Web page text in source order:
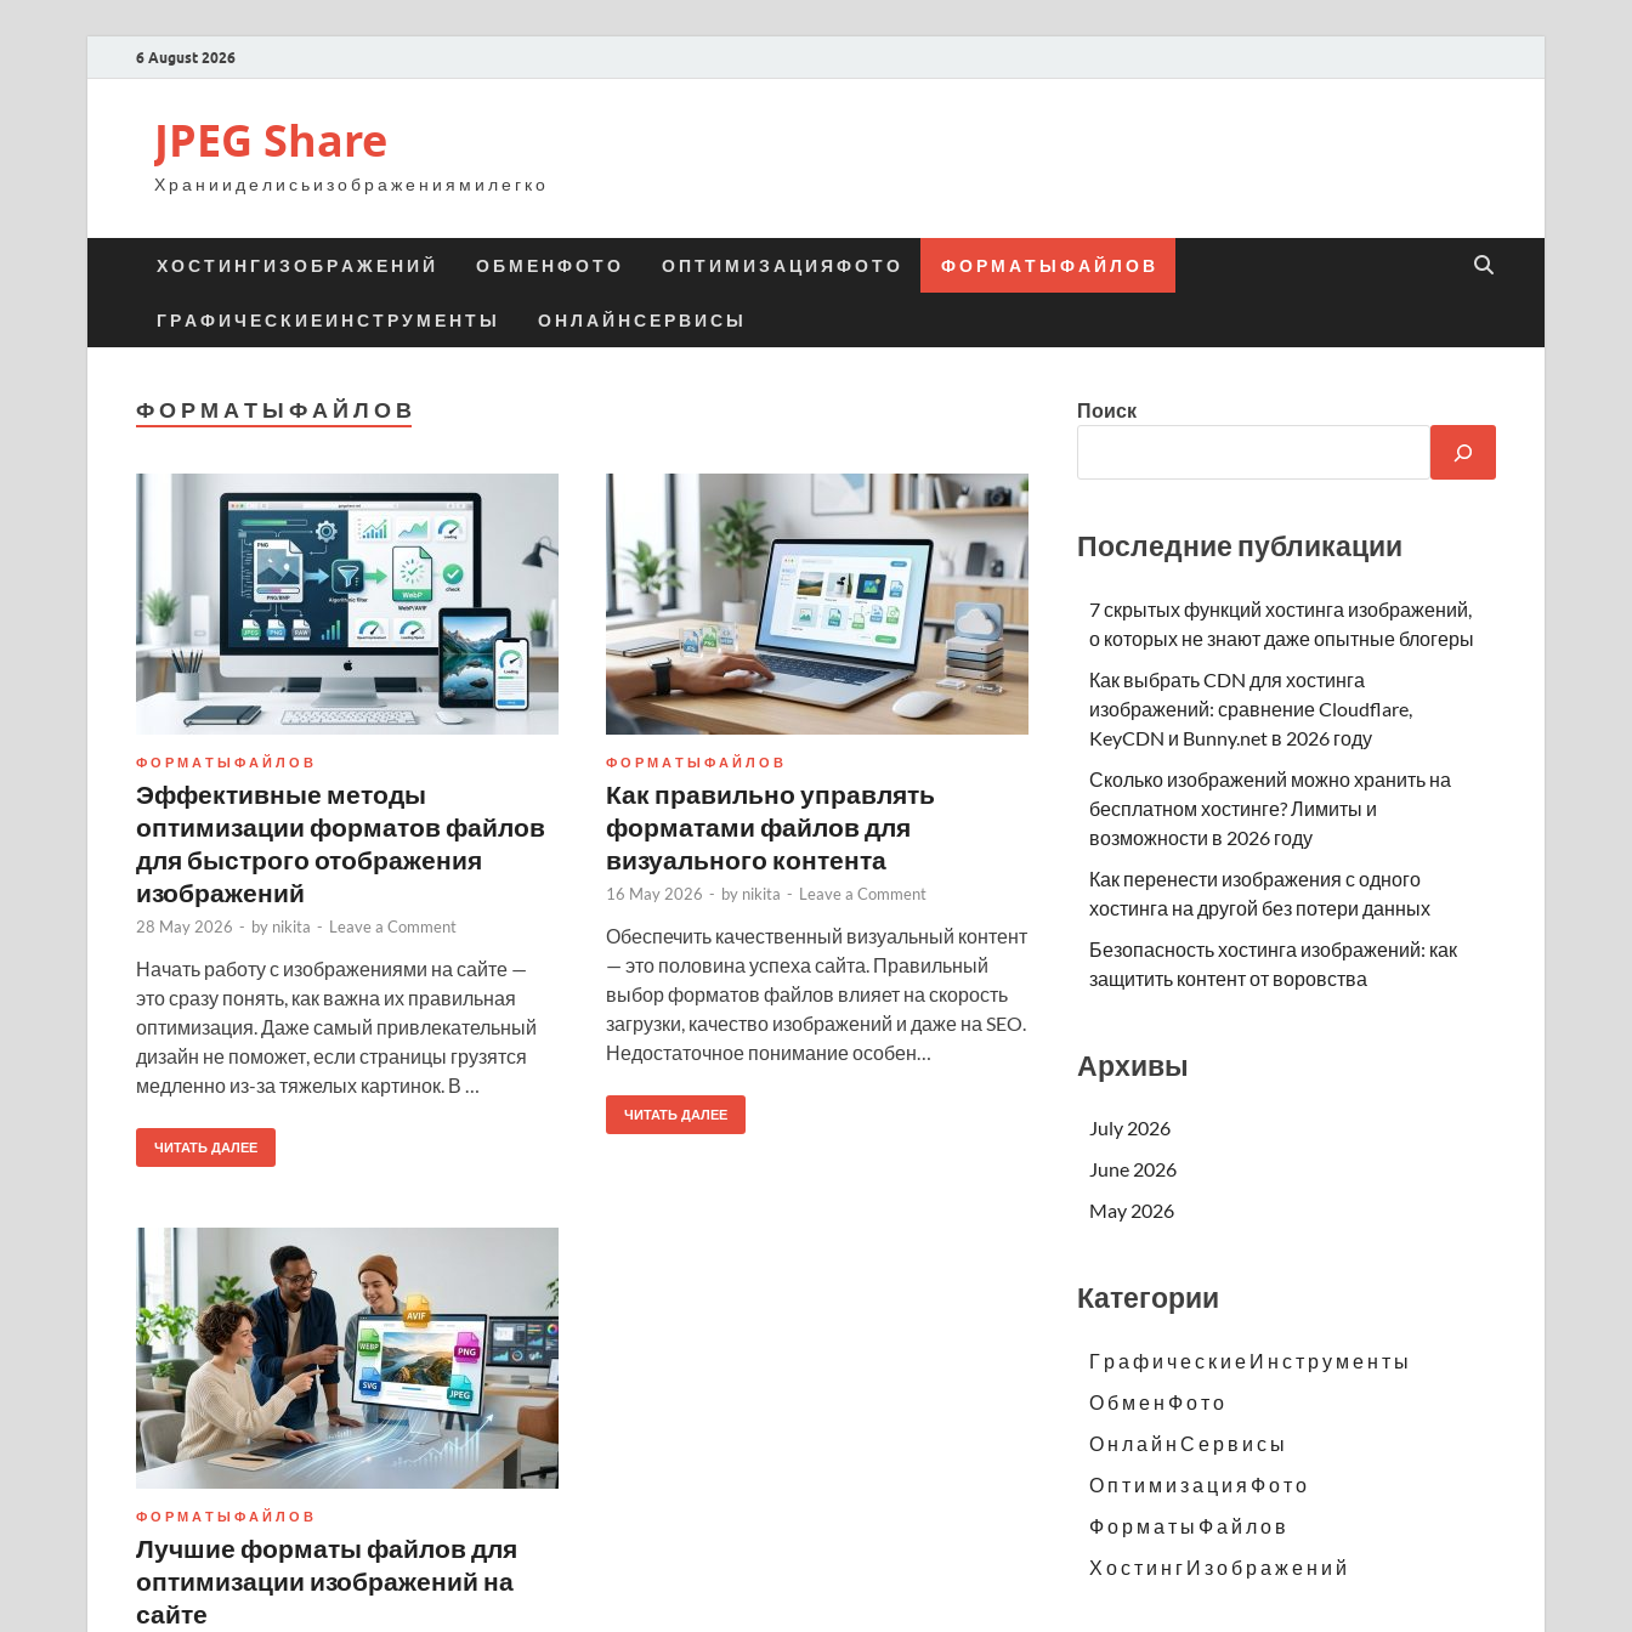
6 August 2026
JPEG Share
Х р а н и и д е л и с ь и з о б р а ж е н и я м и л е г к о
Х О С Т И Н Г И З О Б Р А Ж Е Н И Й О Б М Е Н Ф О Т О О П Т И М И З А Ц И Я Ф О Т О Ф О Р М А Т Ы Ф А Й Л О В
Г Р А Ф И Ч Е С К И Е И Н С Т Р У М Е Н Т Ы О Н Л А Й Н С Е Р В И С Ы
Ф О Р М А Т Ы Ф А Й Л О В
Ф О Р М А Т Ы Ф А Й Л О В
Эффективные методы
оптимизации форматов файлов
для быстрого отображения
изображений
28 May 2026 - by nikita - Leave a Comment
Начать работу с изображениями на сайте —
это сразу понять, как важна их правильная
оптимизация. Даже самый привлекательный
дизайн не поможет, если страницы грузятся
медленно из-за тяжелых картинок. В …
ЧИТАТЬ ДАЛЕЕ
Ф О Р М А Т Ы Ф А Й Л О В
Как правильно управлять
форматами файлов для
визуального контента
16 May 2026 - by nikita - Leave a Comment
Обеспечить качественный визуальный контент
— это половина успеха сайта. Правильный
выбор форматов файлов влияет на скорость
загрузки, качество изображений и даже на SEO.
Недостаточное понимание особен…
ЧИТАТЬ ДАЛЕЕ
Ф О Р М А Т Ы Ф А Й Л О В
Лучшие форматы файлов для
оптимизации изображений на
сайте
Поиск
Последние публикации
7 скрытых функций хостинга изображений,
о которых не знают даже опытные блогеры
Как выбрать CDN для хостинга
изображений: сравнение Cloudflare,
KeyCDN и Bunny.net в 2026 году
Сколько изображений можно хранить на
бесплатном хостинге? Лимиты и
возможности в 2026 году
Как перенести изображения с одного
хостинга на другой без потери данных
Безопасность хостинга изображений: как
защитить контент от воровства
Архивы
July 2026
June 2026
May 2026
Категории
Г р а ф и ч е с к и е И н с т р у м е н т ы
О б м е н Ф о т о
О н л а й н С е р в и с ы
О п т и м и з а ц и я Ф о т о
Ф о р м а т ы Ф а й л о в
Х о с т и н г И з о б р а ж е н и й